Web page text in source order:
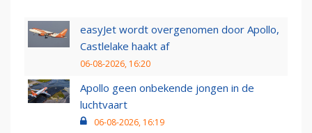
easyJet wordt overgenomen door Apollo,
Castlelake haakt af
06-08-2026, 16:20
Apollo geen onbekende jongen in de
luchtvaart
06-08-2026, 16:19